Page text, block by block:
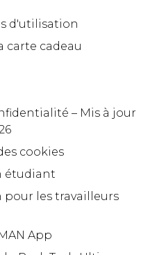
d'utilisation
carte cadeau
– Mis à jour
cookies
étudiant
pour les travailleurs
App